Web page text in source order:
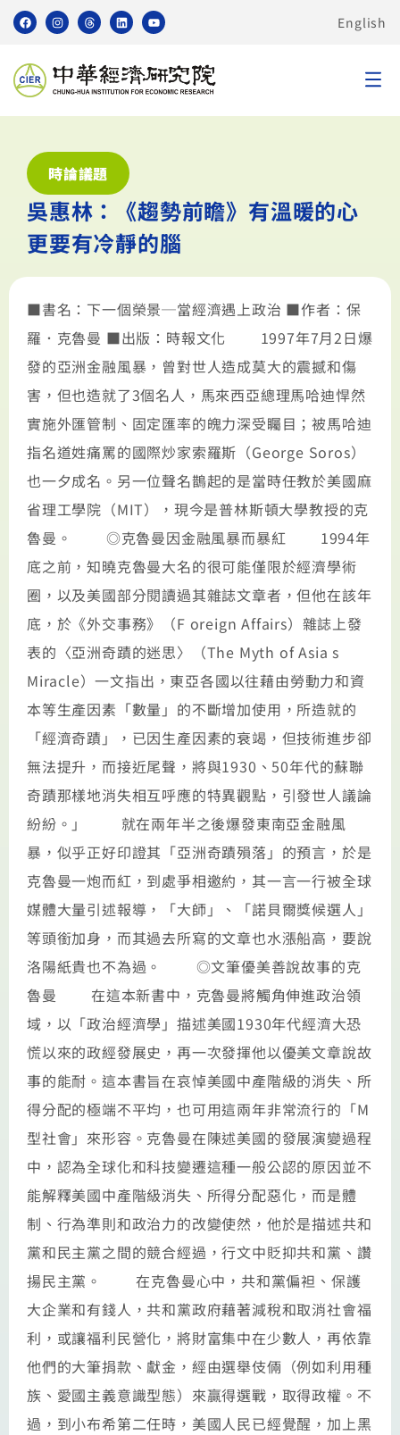
English
時論議題
吳惠林：《趨勢前瞻》有溫暖的心
更要有冷靜的腦
■書名：下一個榮景─當經濟遇上政治 ■作者：保
羅．克魯曼 ■出版：時報文化 1997年7月2日爆
發的亞洲金融風暴，曾對世人造成莫大的震撼和傷
害，但也造就了3個名人，馬來西亞總理馬哈迪悍然
實施外匯管制、固定匯率的魄力深受矚目；被馬哈迪
指名道姓痛罵的國際炒家索羅斯（George Soros）
也一夕成名。另一位聲名鵲起的是當時任教於美國麻
省理工學院（MIT），現今是普林斯頓大學教授的克
魯曼。 ◎克魯曼因金融風暴而暴紅 1994年
底之前，知曉克魯曼大名的很可能僅限於經濟學術
圈，以及美國部分閱讀過其雜誌文章者，但他在該年
底，於《外交事務》（F oreign Affairs）雜誌上發
表的〈亞洲奇蹟的迷思〉（The Myth of Asia s
Miracle）一文指出，東亞各國以往藉由勞動力和資
本等生產因素「數量」的不斷增加使用，所造就的
「經濟奇蹟」，已因生產因素的衰竭，但技術進步卻
無法提升，而接近尾聲，將與1930、50年代的蘇聯
奇蹟那樣地消失相互呼應的特異觀點，引發世人議論
紛紛。」 就在兩年半之後爆發東南亞金融風
暴，似乎正好印證其「亞洲奇蹟殞落」的預言，於是
克魯曼一炮而紅，到處爭相邀約，其一言一行被全球
媒體大量引述報導，「大師」、「諾貝爾獎候選人」
等頭銜加身，而其過去所寫的文章也水漲船高，要說
洛陽紙貴也不為過。 ◎文筆優美善說故事的克
魯曼 在這本新書中，克魯曼將觸角伸進政治領
域，以「政治經濟學」描述美國1930年代經濟大恐
慌以來的政經發展史，再一次發揮他以優美文章說故
事的能耐。這本書旨在哀悼美國中產階級的消失、所
得分配的極端不平均，也可用這兩年非常流行的「M
型社會」來形容。克魯曼在陳述美國的發展演變過程
中，認為全球化和科技變遷這種一般公認的原因並不
能解釋美國中產階級消失、所得分配惡化，而是體
制、行為準則和政治力的改變使然，他於是描述共和
黨和民主黨之間的競合經過，行文中貶抑共和黨、讚
揚民主黨。 在克魯曼心中，共和黨偏袒、保護
大企業和有錢人，共和黨政府藉著減稅和取消社會福
利，或讓福利民營化，將財富集中在少數人，再依靠
他們的大筆捐款、獻金，經由選舉伎倆（例如利用種
族、愛國主義意識型態）來贏得選戰，取得政權。不
過，到小布希第二任時，美國人民已經覺醒，加上黑